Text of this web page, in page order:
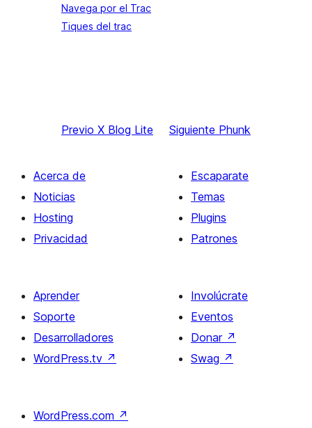
Navega por el Trac
Tiques del trac
Previo X Blog Lite Siguiente Phunk
Acerca de
Noticias
Hosting
Privacidad
Escaparate
Temas
Plugins
Patrones
Aprender
Soporte
Desarrolladores
WordPress.tv ↗
Involúcrate
Eventos
Donar ↗
Swag ↗
WordPress.com ↗